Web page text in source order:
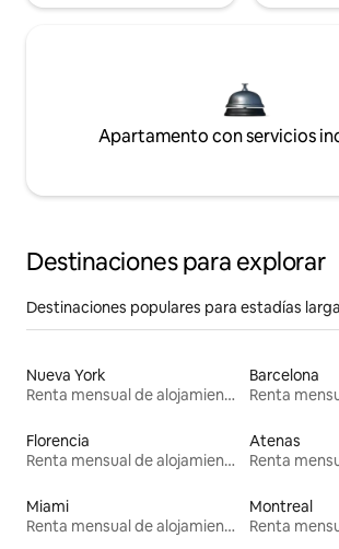
Apartamento con servicios
Destinaciones para explorar
Destinaciones populares para estadías
Nueva York
Renta mensual de alojamientos
Barcelona
Florencia
Renta mensual de alojamientos
Atenas
Miami
Renta mensual de alojamientos
Montreal